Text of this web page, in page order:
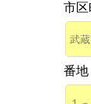
市区
番地